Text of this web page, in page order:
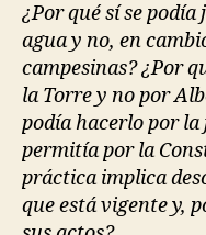
¿Por qué sí se
agua y no, en
campesinas? ¿Por
la Torre y no por
podía hacerlo por
permitía por la
práctica implica
que está vigente y,